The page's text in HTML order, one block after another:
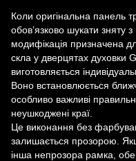
Коли оригінальна панель
обов’язково шукати зняту
модифікація призначена
скла у дверцятах духовки
виготовляється
Воно встановлюється
особливо важливі
неушкоджені краї.
Це виконання без
залишається прозорою.
інша непрозора рамка,